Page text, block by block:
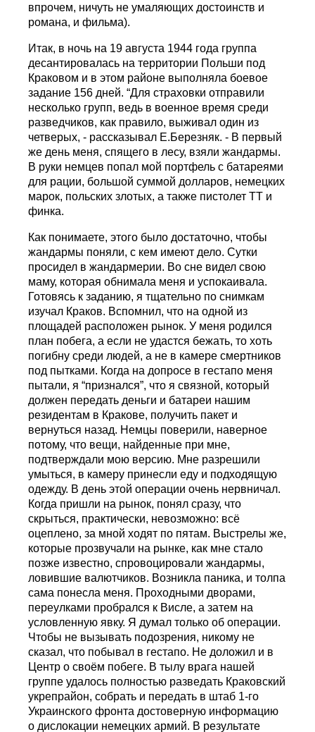
впрочем, ничуть не умаляющих достоинств и
романа, и фильма).
Итак, в ночь на 19 августа 1944 года группа
десантировалась на территории Польши под
Краковом и в этом районе выполняла боевое
задание 156 дней. “Для страховки отправили
несколько групп, ведь в военное время среди
разведчиков, как правило, выживал один из
четверых, - рассказывал Е.Березняк. - В первый
же день меня, спящего в лесу, взяли жандармы.
В руки немцев попал мой портфель с батареями
для рации, большой суммой долларов, немецких
марок, польских злотых, а также пистолет ТТ и
финка.
Как понимаете, этого было достаточно, чтобы
жандармы поняли, с кем имеют дело. Сутки
просидел в жандармерии. Во сне видел свою
маму, которая обнимала меня и успокаивала.
Готовясь к заданию, я тщательно по снимкам
изучал Краков. Вспомнил, что на одной из
площадей расположен рынок. У меня родился
план побега, а если не удастся бежать, то хоть
погибну среди людей, а не в камере смертников
под пытками. Когда на допросе в гестапо меня
пытали, я “признался”, что я связной, который
должен передать деньги и батареи нашим
резидентам в Кракове, получить пакет и
вернуться назад. Немцы поверили, наверное
потому, что вещи, найденные при мне,
подтверждали мою версию. Мне разрешили
умыться, в камеру принесли еду и подходящую
одежду. В день этой операции очень нервничал.
Когда пришли на рынок, понял сразу, что
скрыться, практически, невозможно: всё
оцеплено, за мной ходят по пятам. Выстрелы же,
которые прозвучали на рынке, как мне стало
позже известно, спровоцировали жандармы,
ловившие валютчиков. Возникла паника, и толпа
сама понесла меня. Проходными дворами,
переулками пробрался к Висле, а затем на
условленную явку. Я думал только об операции.
Чтобы не вызывать подозрения, никому не
сказал, что побывал в гестапо. Не доложил и в
Центр о своём побеге. В тылу врага нашей
группе удалось полностью разведать Краковский
укрепрайон, собрать и передать в штаб 1-го
Украинского фронта достоверную информацию
о дислокации немецких армий. В результате